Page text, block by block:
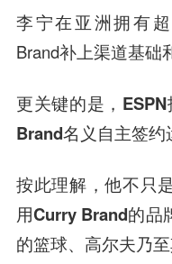
李宁在亚洲拥有
Brand补上渠道基础
更关键的是，
Brand名义自主签约
按此理解，他不只
用Curry Brand的品
的篮球、高尔夫乃